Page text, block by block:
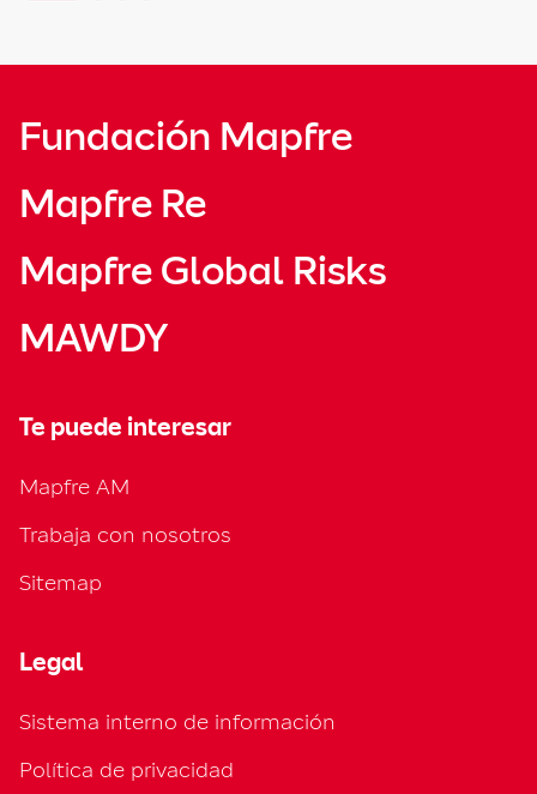
Fundación Mapfre
Mapfre Re
Mapfre Global Risks
MAWDY
Te puede interesar
Mapfre AM
Trabaja con nosotros
Sitemap
Legal
Sistema interno de información
Política de privacidad